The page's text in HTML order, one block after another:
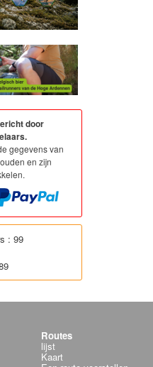
door
gegevens van
en zijn
: 99
Routes
lijst
Kaart